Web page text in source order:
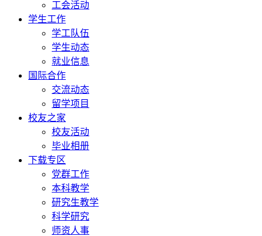
工会活动
学生工作
学工队伍
学生动态
就业信息
国际合作
交流动态
留学项目
校友之家
校友活动
毕业相册
下载专区
党群工作
本科教学
研究生教学
科学研究
师资人事